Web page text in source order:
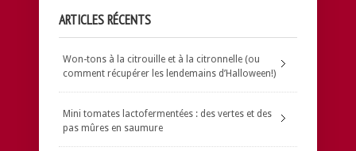
ARTICLES RÉCENTS
Won-tons à la citrouille et à la citronnelle (ou
comment récupérer les lendemains d’Halloween!)
Mini tomates lactofermentées : des vertes et des
pas mûres en saumure